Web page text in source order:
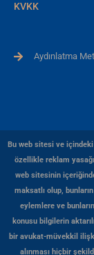
KVKK
Aydınlatma
Bu web sitesi ve
özellikle reklam
web sitesinin
maksatlı olup,
eylemlere ve
konusu bilgilerin
bir avukat-müvekkil
alınması hiçbir